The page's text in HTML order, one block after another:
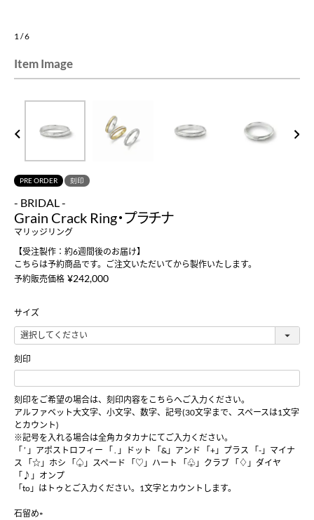
1/6
Item Image
NEXT
PRE ORDER 刻印
- BRIDAL -
Grain Crack Ring・プラチナ
マリッジリング
【受注製作：約6週間後のお届け】
こちらは予約商品です。ご注文いただいてから製作いたします。
予約販売価格 ¥242,000
サイズ
刻印
刻印をご希望の場合は、刻印内容をこちらへご入力ください。
アルファベット大文字、小文字、数字、記号(30文字まで、スペースは1文字
とカウント)
※記号を入れる場合は全角カタカナにてご入力ください。
「 ’ 」アポストロフィー 「 . 」ドット 「&」アンド 「+」プラス 「-」マイナ
ス 「☆」ホシ 「♤」スペード 「♡」ハート 「♧」クラブ 「♢」ダイヤ
「♪」オンプ
「to」はトゥとご入力ください。1文字とカウントします。
石留め